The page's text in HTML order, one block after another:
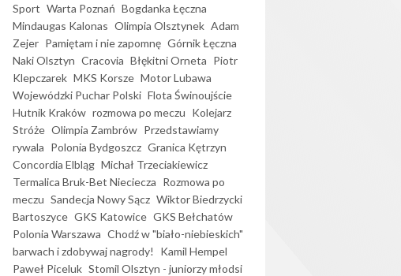
Sport Warta Poznań Bogdanka Łęczna
Mindaugas Kalonas Olimpia Olsztynek Adam
Zejer Pamiętam i nie zapomnę Górnik Łęczna
Naki Olsztyn Cracovia Błękitni Orneta Piotr
Klepczarek MKS Korsze Motor Lubawa
Wojewódzki Puchar Polski Flota Świnoujście
Hutnik Kraków rozmowa po meczu Kolejarz
Stróże Olimpia Zambrów Przedstawiamy
rywala Polonia Bydgoszcz Granica Kętrzyn
Concordia Elbląg Michał Trzeciakiewicz
Termalica Bruk-Bet Nieciecza Rozmowa po
meczu Sandecja Nowy Sącz Wiktor Biedrzycki
Bartoszyce GKS Katowice GKS Bełchatów
Polonia Warszawa Chodź w "biało-niebieskich"
barwach i zdobywaj nagrody!
Kamil Hempel
Paweł Piceluk Stomil Olsztyn - juniorzy młodsi